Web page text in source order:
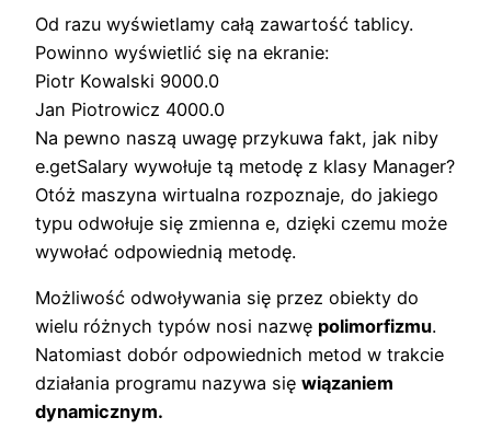
Od razu wyświetlamy całą zawartość tablicy.
Powinno wyświetlić się na ekranie:
Piotr Kowalski 9000.0
Jan Piotrowicz 4000.0
Na pewno naszą uwagę przykuwa fakt, jak niby
e.getSalary wywołuje tą metodę z klasy Manager?
Otóż maszyna wirtualna rozpoznaje, do jakiego
typu odwołuje się zmienna e, dzięki czemu może
wywołać odpowiednią metodę.
Możliwość odwoływania się przez obiekty do
wielu różnych typów nosi nazwę polimorfizmu.
Natomiast dobór odpowiednich metod w trakcie
działania programu nazywa się wiązaniem
dynamicznym.